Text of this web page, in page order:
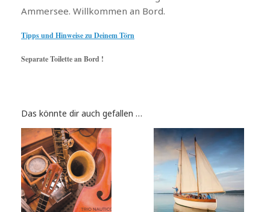
Ammersee. Willkommen an Bord.
Tipps und Hinweise zu Deinem Törn
Separate Toilette an Bord !
Das könnte dir auch gefallen …